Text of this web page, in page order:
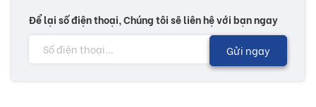
Để lại số điện thoại, Chúng tôi sẽ liên hệ với bạn ngay
Gửi ngay